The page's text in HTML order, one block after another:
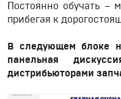
Постоянно обучать
прибегая к
В следующем блоке
панельная
дистрибьюторами